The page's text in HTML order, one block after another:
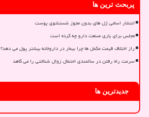
پربحث ترین ها
انتشار اسامی ژل های بدون مجوز شستشوی پوست
مجلس برای یاری صنعت دارو چه کرده است
راز اختلاف قیمت مکمل ها چرا بیمار در داروخانه بیشتر پول می دهد؟
سرعت راه رفتن در سالمندی احتمال زوال شناختی را می کاهد
جدیدترین ها